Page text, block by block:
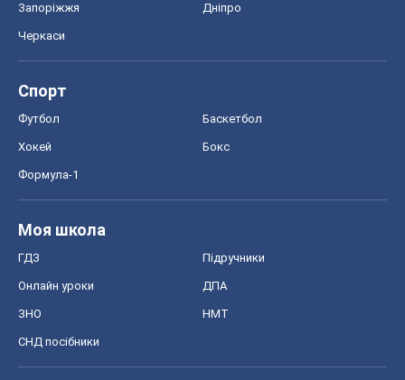
Запоріжжя Дніпро
Черкаси
Спорт
Футбол Баскетбол
Хокей Бокс
Формула-1
Моя школа
ГДЗ Підручники
Онлайн уроки ДПА
ЗНО НМТ
СНД посібники